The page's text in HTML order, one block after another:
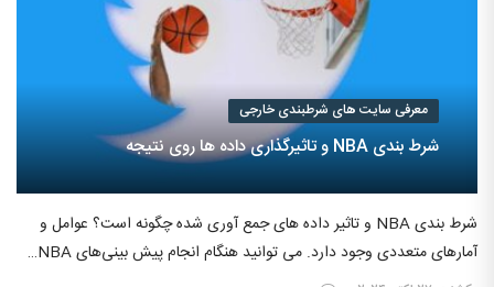
معرفی سایت های شرطبندی خارجی
شرط بندی NBA و تاثیرگذاری داده ها روی نتیجه
شرط بندی NBA و تاثیر داده های جمع آوری شده چگونه است؟ عوامل و
آمارهای متعددی وجود دارد. می‌ توانید هنگام انجام پیش‌ بینی‌های NBA…